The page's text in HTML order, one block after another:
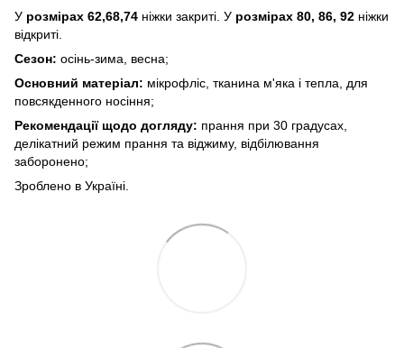
У розмірах 62,68,74 ніжки закриті. У розмірах 80, 86, 92 ніжки
відкриті.
Сезон: осінь-зима, весна;
Основний матеріал: мікрофліс, тканина м'яка і тепла, для
повсякденного носіння;
Рекомендації щодо догляду: прання при 30 градусах,
делікатний режим прання та віджиму, відбілювання
заборонено;
Зроблено в Україні.